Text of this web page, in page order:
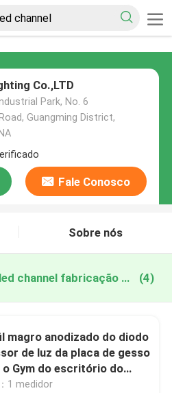
Co.,LTD
Park, No. 6
Guangming District,
Fale Conosco
Sobre nós
slim plasterboard led channel fabricação online (4)
magro anodizado do diodo
de luz da placa de gesso
o Gym do escritório do
1 medidor